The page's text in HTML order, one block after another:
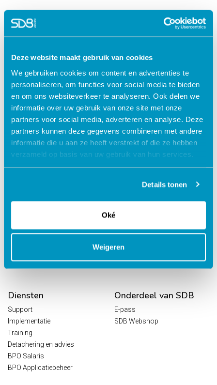
Deze website maakt gebruik van cookies
We gebruiken cookies om content en advertenties te
personaliseren, om functies voor social media te bieden
en om ons websiteverkeer te analyseren. Ook delen we
informatie over uw gebruik van onze site met onze
partners voor social media, adverteren en analyse. Deze
partners kunnen deze gegevens combineren met andere
informatie die u aan ze heeft verstrekt of die ze hebben
verzameld op basis van uw gebruik van hun services.
Details tonen
Oké
Weigeren
Oplossingen voor de
zorg
ECD Gehandicaptenzorg
ECD Ouderenzorg
ECD Jeugdzorg
EPD Geestelijke
Digitale Zorg
Vrijwilligersportaal
Oplossingen voor de
kinderopvang
Kind Informatie Systeem
Roosterplanning
Oudercommunicatie
HR / Salaris
Octopus
Diensten
Support
Implementatie
Training
Detachering en advies
BPO Salaris
BPO Applicatiebeheer
Onderdeel van SDB
E-pass
SDB Webshop